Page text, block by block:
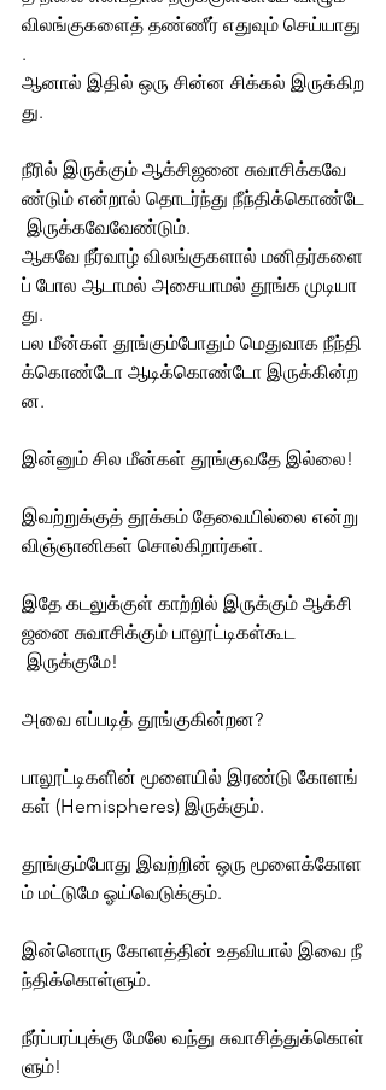
விலங்குகளைத் தண்ணீர் எதுவும் செய்யாது
.
ஆனால் இதில் ஒரு சின்ன சிக்கல் இருக்கிற
து.
நீரில் இருக்கும் ஆக்சிஜனை சுவாசிக்கவே
ண்டும் என்றால் தொடர்ந்து நீந்திக்கொண்டே
இருக்கவேவேண்டும்.
ஆகவே நீர்வாழ் விலங்குகளால் மனிதர்களை
ப் போல ஆடாமல் அசையாமல் தூங்க முடியா
து.
பல மீன்கள் தூங்கும்போதும் மெதுவாக நீந்தி
க்கொண்டோ ஆடிக்கொண்டோ இருக்கின்ற
ன.
இன்னும் சில மீன்கள் தூங்குவதே இல்லை!
இவற்றுக்குத் தூக்கம் தேவையில்லை என்று
விஞ்ஞானிகள் சொல்கிறார்கள்.
இதே கடலுக்குள் காற்றில் இருக்கும் ஆக்சி
ஜனை சுவாசிக்கும் பாலூட்டிகள்கூட
இருக்குமே!
அவை எப்படித் தூங்குகின்றன?
பாலூட்டிகளின் மூளையில் இரண்டு கோளங்
கள் (Hemispheres) இருக்கும்.
தூங்கும்போது இவற்றின் ஒரு மூளைக்கோள
ம் மட்டுமே ஓய்வெடுக்கும்.
இன்னொரு கோளத்தின் உதவியால் இவை நீ
ந்திக்கொள்ளும்.
நீர்ப்பரப்புக்கு மேலே வந்து சுவாசித்துக்கொள்
ளும்!